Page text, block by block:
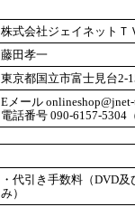
株式会社ジェイネットＴ
藤田孝一
東京都国立市富士見台2-
Eメール
電話番号 090-6157-5304
・代引き手数料（DVD
み）